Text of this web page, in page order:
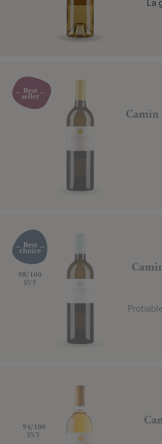
La
‍98/100
RVF
‍94/100
RVF